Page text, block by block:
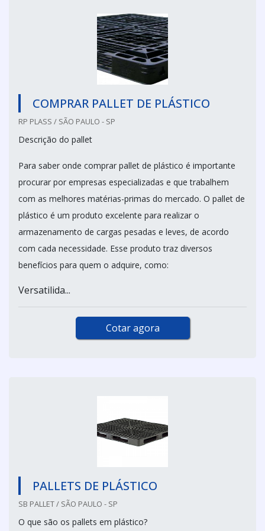
COMPRAR PALLET DE PLÁSTICO
RP PLASS / SÃO PAULO - SP
Descrição do pallet
Para saber onde comprar pallet de plástico é importante
procurar por empresas especializadas e que trabalhem
com as melhores matérias-primas do mercado. O pallet de
plástico é um produto excelente para realizar o
armazenamento de cargas pesadas e leves, de acordo
com cada necessidade. Esse produto traz diversos
benefícios para quem o adquire, como:
Versatilida...
Cotar agora
PALLETS DE PLÁSTICO
SB PALLET / SÃO PAULO - SP
O que são os pallets em plástico?